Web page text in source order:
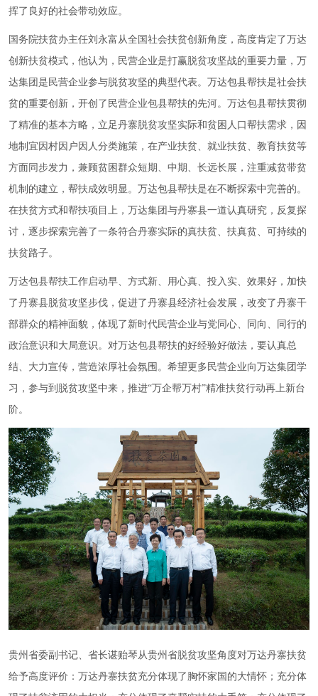
挥了良好的社会带动效应。
国务院扶贫办主任刘永富从全国社会扶贫创新角度，高度肯定了万达
创新扶贫模式，他认为，民营企业是打赢脱贫攻坚战的重要力量，万
达集团是民营企业参与脱贫攻坚的典型代表。万达包县帮扶是社会扶
贫的重要创新，开创了民营企业包县帮扶的先河。万达包县帮扶贯彻
了精准的基本方略，立足丹寨脱贫攻坚实际和贫困人口帮扶需求，因
地制宜因村因户因人分类施策，在产业扶贫、就业扶贫、教育扶贫等
方面同步发力，兼顾贫困群众短期、中期、长远长展，注重减贫带贫
机制的建立，帮扶成效明显。万达包县帮扶是在不断探索中完善的。
在扶贫方式和帮扶项目上，万达集团与丹寨县一道认真研究，反复探
讨，逐步探索完善了一条符合丹寨实际的真扶贫、扶真贫、可持续的
扶贫路子。
万达包县帮扶工作启动早、方式新、用心真、投入实、效果好，加快
了丹寨县脱贫攻坚步伐，促进了丹寨县经济社会发展，改变了丹寨干
部群众的精神面貌，体现了新时代民营企业与党同心、同向、同行的
政治意识和大局意识。对万达包县帮扶的好经验好做法，要认真总
结、大力宣传，营造浓厚社会氛围。希望更多民营企业向万达集团学
习，参与到脱贫攻坚中来，推进“万企帮万村”精准扶贫行动再上新台
阶。
贵州省委副书记、省长谌贻琴从贵州省脱贫攻坚角度对万达丹寨扶贫
给予高度评价：万达丹寨扶贫充分体现了胸怀家国的大情怀；充分体